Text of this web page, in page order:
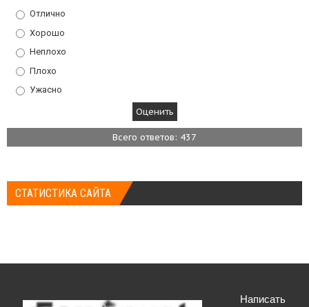
Отлично
Хорошо
Неплохо
Плохо
Ужасно
Всего ответов: 437
СТАТИСТИКА САЙТА
Написать